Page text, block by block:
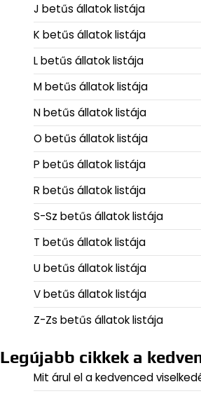
J betűs állatok listája
K betűs állatok listája
L betűs állatok listája
M betűs állatok listája
N betűs állatok listája
O betűs állatok listája
P betűs állatok listája
R betűs állatok listája
S-Sz betűs állatok listája
T betűs állatok listája
U betűs állatok listája
V betűs állatok listája
Z-Zs betűs állatok listája
Legújabb cikkek a
Mit árul el a kedvenced